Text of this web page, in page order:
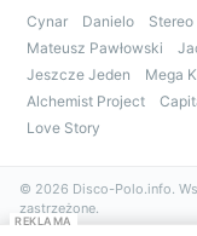
Cynar Danielo Stereo
Mateusz Pawłowski
Jeszcze Jeden
Mega
Alchemist Project
Love Story
© 2026 Disco-Polo.info.
zastrzeżone.
REKLAMA